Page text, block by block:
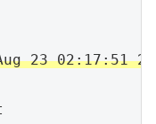
23 02:17:51